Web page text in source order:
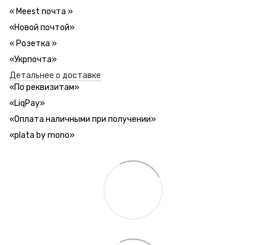
« Meest почта »
«Новой почтой»
« Розетка »
«Укрпочта»
Детальнее о доставке
«По реквизитам»
«LiqPay»
«Оплата наличными при получении»
«plata by mono»